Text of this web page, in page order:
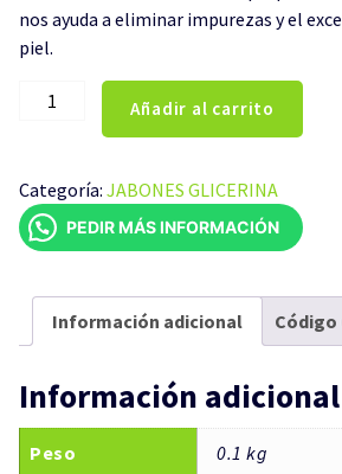
nos ayuda a eliminar impurezas y el
piel.
JABÓN
100GR
cantidad
Añadir al carrito
Categoría: JABONES GLICERINA
PEDIR MÁS INFORMACIÓN
Información adicional Código
Información adicional
Peso 0.1 kg